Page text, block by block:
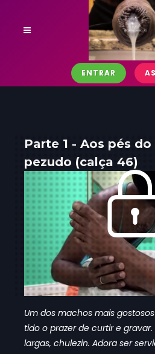
ENTRAR
Parte 1 - Aos pés
pezudo (calça 46)
Um dos machos mais
tido o prazer de curtir e
largas, chulezin. Adora ser